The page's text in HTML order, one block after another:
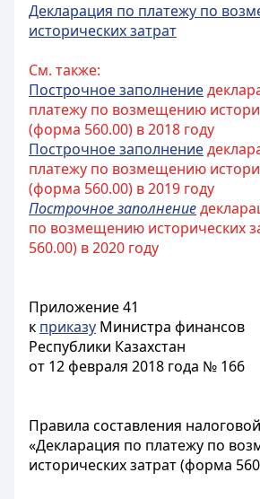
Декларация по платежу по
исторических затрат
См. также:
Построчное заполнение
платежу по возмещению
(форма 560.00) в 2018 году
Построчное заполнение
платежу по возмещению
(форма 560.00) в 2019 году
Построчное заполнение
по возмещению исторических
560.00) в 2020 году
Приложение 41
к приказу Министра финансов
Республики Казахстан
от 12 февраля 2018 года № 166
Правила составления
«Декларация по платежу по
исторических затрат (форма